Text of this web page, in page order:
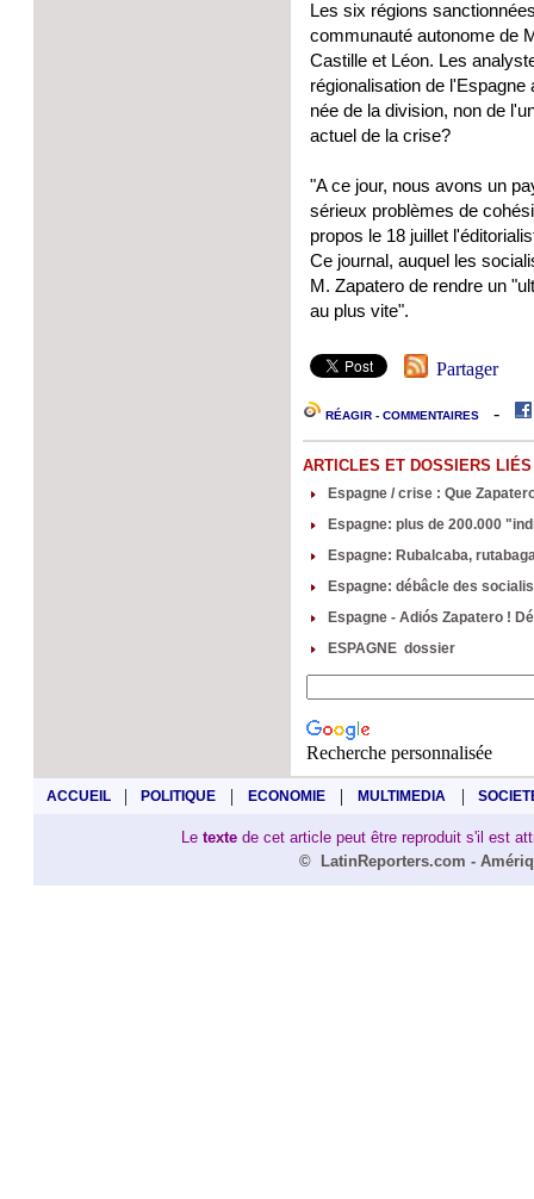
Les six régions
communauté autonome de
Castille et Léon. Les
régionalisation de
née de la division, non de
actuel de la crise?
"A ce jour, nous avons un
sérieux problèmes de
propos le 18 juillet
Ce journal, auquel les
M. Zapatero de rendre un
au plus vite".
Partager
RÉAGIR - COMMENTAIRES-
ARTICLES ET DOSSIERS LIÉS
Espagne / crise : Que
Espagne: plus de 200.000
Espagne: Rubalcaba,
Espagne: débâcle des
Espagne - Adiós Zapatero !
ESPAGNE dossier
Recherche personnalisée
ACCUEIL | POLITIQUE | ECONOMIE | MULTIMEDIA |
Le textede cet article peut être reproduit s'il est
©
LatinReporters.com -